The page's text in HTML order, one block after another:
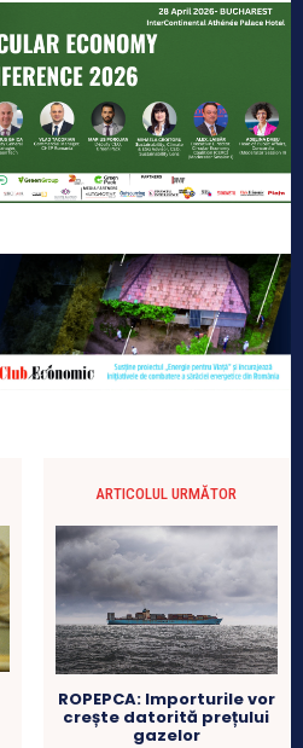
ARTICOLUL URMĂTOR
ROPEPCA: Importurile vor
crește datorită prețului
gazelor